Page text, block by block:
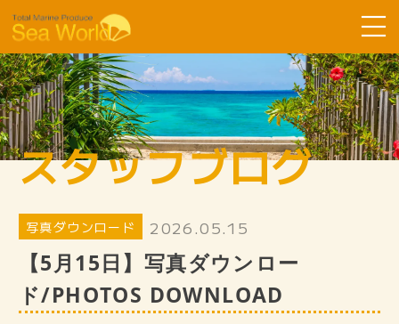
Sea Worldについて
コース紹介
ツアーの流れ
お客様の声
SDGsへ取り組み
スタッフ紹介
スタッフブログ
写真ダウンロード 2026.05.15
【5月15日】写真ダウンロー
ド/PHOTOS DOWNLOAD